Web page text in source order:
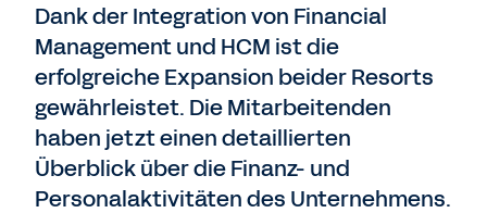
Dank der Integration von Financial
Management und HCM ist die
erfolgreiche Expansion beider Resorts
gewährleistet. Die Mitarbeitenden
haben jetzt einen detaillierten
Überblick über die Finanz- und
Personalaktivitäten des Unternehmens.